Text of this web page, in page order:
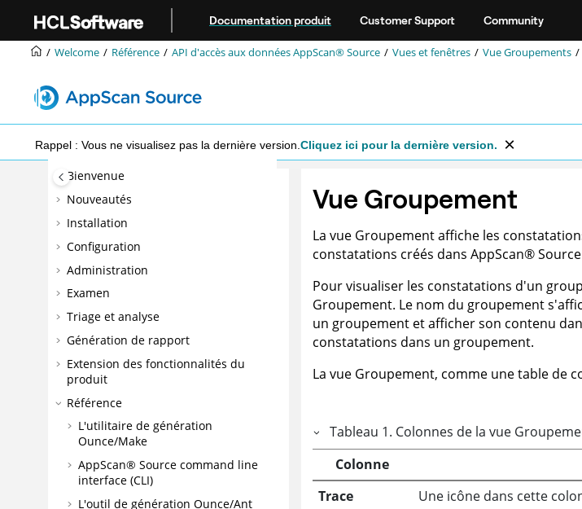
Documentation produit Customer Support Community
Welcome Référence API d'accès aux donnéesAppScan® Source Vues et fenêtres Vue Groupements
Rappel : Vous ne visualisez pas la dernière version. Cliquez ici pour la dernière version.
Bienvenue
Nouveautés
Installation
Configuration
Administration
Examen
Triage et analyse
Génération de rapport
Extension des fonctionnalités du
produit
Référence
L'utilitaire de génération
Ounce/Make
AppScan® Source command line
interface (CLI)
L'outil de génération Ounce/Ant
Vue Groupement
La vue Groupement affiche les
constatations créés dans AppScan®
Pour visualiser les constatations d'un
Groupement. Le nom du groupement
un groupement et afficher son contenu
constatations dans un groupement.
La vue Groupement, comme une table de
Tableau 1. Colonnes de la vue
Colonne
Trace
Une icône dans cette